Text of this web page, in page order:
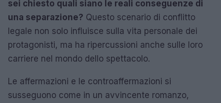
sei chiesto quali siano le reali conseguenze di
una separazione? Questo scenario di conflitto
legale non solo influisce sulla vita personale dei
protagonisti, ma ha ripercussioni anche sulle loro
carriere nel mondo dello spettacolo.
Le affermazioni e le controaffermazioni si
susseguono come in un avvincente romanzo,